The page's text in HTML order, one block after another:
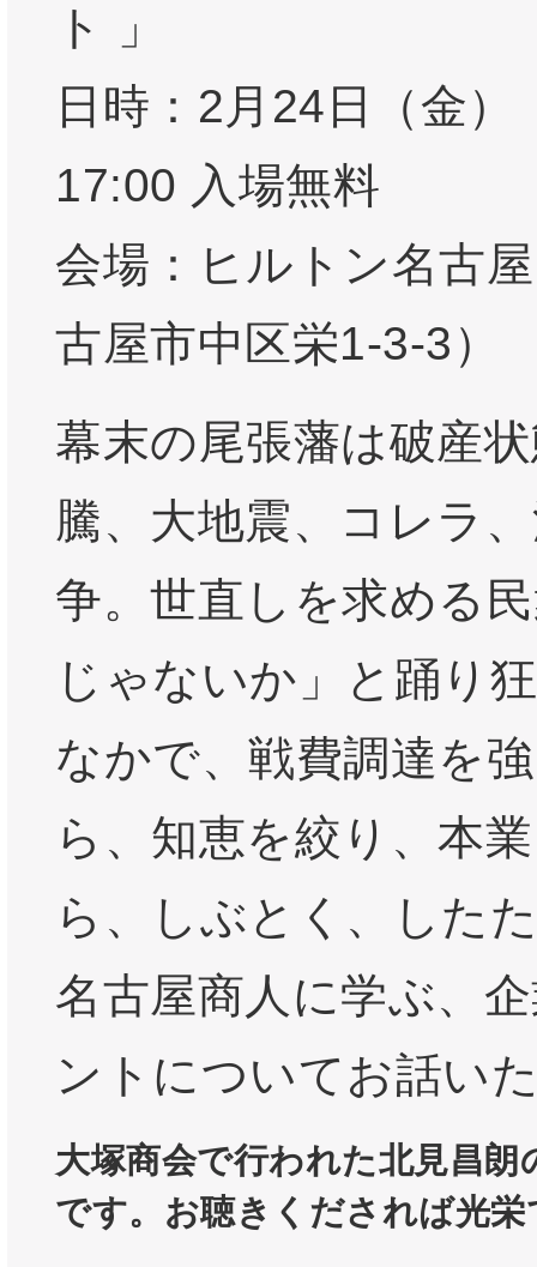
ト 」
日時：2月24日（
17:00 入場無料
会場：ヒルトン名古
古屋市中区栄1-3-3）
幕末の尾張藩は破産
騰、大地震、コレラ
争。世直しを求める
じゃないか」と踊り
なかで、戦費調達を
ら、知恵を絞り、本
ら、しぶとく、した
名古屋商人に学ぶ、
ントについてお話い
大塚商会で行われた北見昌朗
です。お聴きくだされば光栄